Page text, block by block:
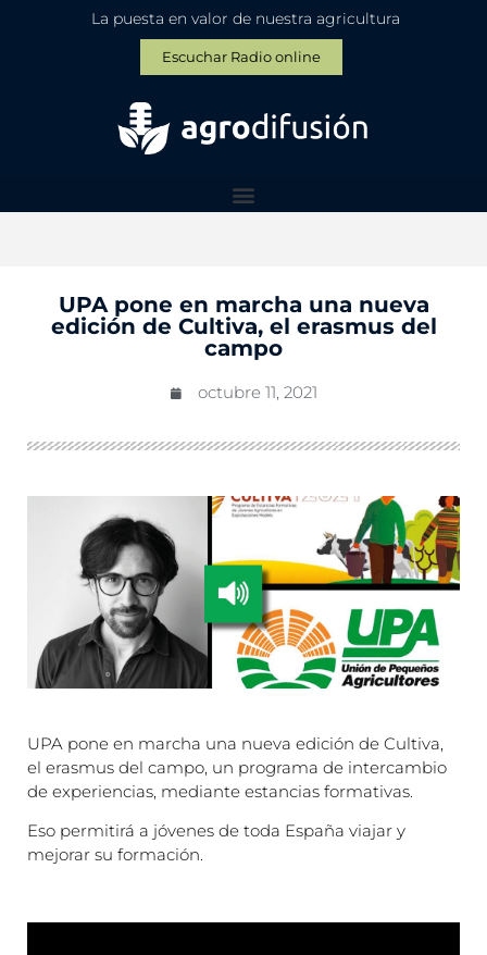
La puesta en valor de nuestra agricultura
Escuchar Radio online
UPA pone en marcha una nueva
edición de Cultiva, el erasmus del
campo
octubre 11, 2021
UPA pone en marcha una nueva edición de Cultiva,
el erasmus del campo, un programa de intercambio
de experiencias, mediante estancias formativas.
Eso permitirá a jóvenes de toda España viajar y
mejorar su formación.